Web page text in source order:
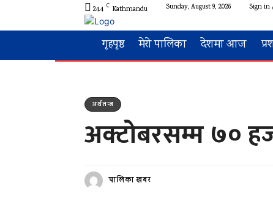
24.4 C Kathmandu Sunday, August 9, 2026 Sign in
गृहपृष्ठ मेरो पालिका देशमा आज
अर्थतन्त्र
अक्टोबरसम्म ७०
पालिका खबर